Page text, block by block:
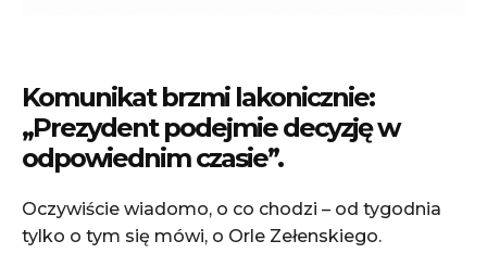
Komunikat brzmi lakonicznie:
„Prezydent podejmie decyzję w
odpowiednim czasie”.
Oczywiście wiadomo, o co chodzi – od tygodnia
tylko o tym się mówi, o Orle Zełenskiego.